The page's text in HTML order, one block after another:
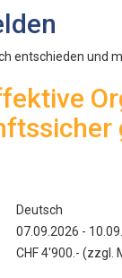
entschieden und
Deutsch
07.09.2026 -
CHF 4'900.- (zzgl.